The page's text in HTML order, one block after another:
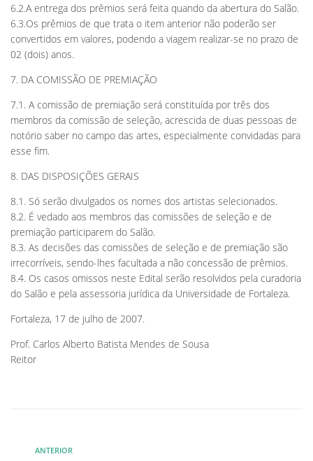
6.2.A entrega dos prêmios será feita quando da abertura do Salão.
6.3.Os prêmios de que trata o item anterior não poderão ser
convertidos em valores, podendo a viagem realizar-se no prazo de
02 (dois) anos.
7. DA COMISSÃO DE PREMIAÇÃO
7.1. A comissão de premiação será constituída por três dos
membros da comissão de seleção, acrescida de duas pessoas de
notório saber no campo das artes, especialmente convidadas para
esse fim.
8. DAS DISPOSIÇÕES GERAIS
8.1. Só serão divulgados os nomes dos artistas selecionados.
8.2. É vedado aos membros das comissões de seleção e de
premiação participarem do Salão.
8.3. As decisões das comissões de seleção e de premiação são
irrecorríveis, sendo-lhes facultada a não concessão de prêmios.
8.4. Os casos omissos neste Edital serão resolvidos pela curadoria
do Salão e pela assessoria jurídica da Universidade de Fortaleza.
Fortaleza, 17 de julho de 2007.
Prof. Carlos Alberto Batista Mendes de Sousa
Reitor
ANTERIOR